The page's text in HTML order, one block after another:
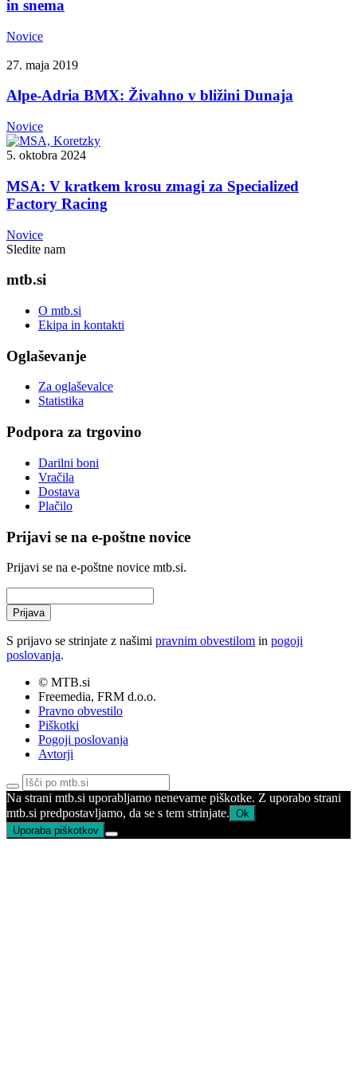
in snema
Novice
27. maja 2019
Alpe-Adria BMX: Živahno v bližini Dunaja
Novice
5. oktobra 2024
MSA: V kratkem krosu zmagi za Specialized
Factory Racing
Novice
Sledite nam
mtb.si
O mtb.si
Ekipa in kontakti
Oglaševanje
Za oglaševalce
Statistika
Podpora za trgovino
Darilni boni
Vračila
Dostava
Plačilo
Prijavi se na e-poštne novice
Prijavi se na e-poštne novice mtb.si.
Prijava
S prijavo se strinjate z našimi pravnim obvestilom in pogoji
poslovanja.
© MTB.si
Freemedia, FRM d.o.o.
Pravno obvestilo
Piškotki
Pogoji poslovanja
Avtorji
Na strani mtb.si uporabljamo nenevarne piškotke. Z uporabo strani
mtb.si predpostavljamo, da se s tem strinjate. Ok
Uporaba piškotkov